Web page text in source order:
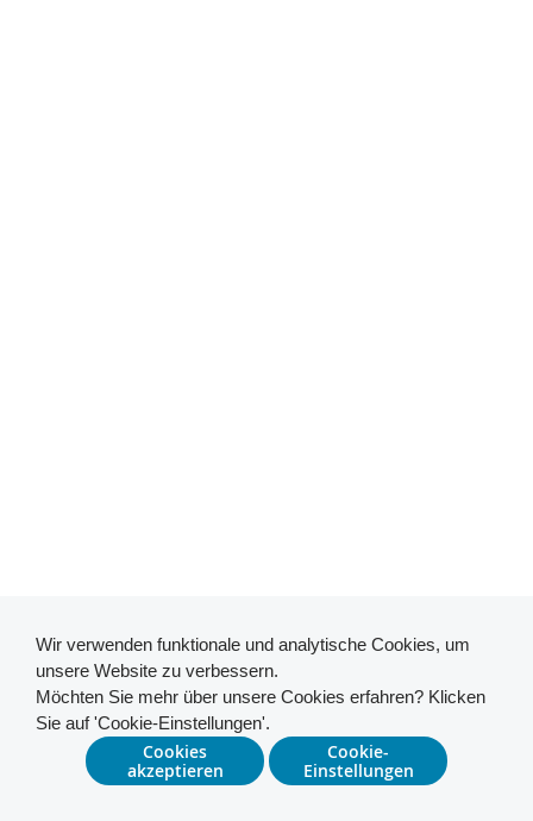
Wir verwenden funktionale und analytische Cookies, um
unsere Website zu verbessern.
Möchten Sie mehr über unsere Cookies erfahren? Klicken
Sie auf 'Cookie-Einstellungen'.
Cookies
akzeptieren
Cookie-
Einstellungen